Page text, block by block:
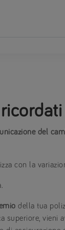
del
con la
della tua
superiore, vieni